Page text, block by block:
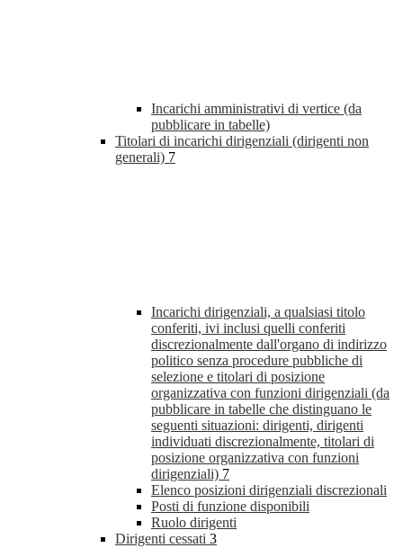
Incarichi amministrativi di vertice (da
pubblicare in tabelle)
Titolari di incarichi dirigenziali (dirigenti non
generali) 7
Incarichi dirigenziali, a qualsiasi titolo
conferiti, ivi inclusi quelli conferiti
discrezionalmente dall'organo di indirizzo
politico senza procedure pubbliche di
selezione e titolari di posizione
organizzativa con funzioni dirigenziali (da
pubblicare in tabelle che distinguano le
seguenti situazioni: dirigenti, dirigenti
individuati discrezionalmente, titolari di
posizione organizzativa con funzioni
dirigenziali) 7
Elenco posizioni dirigenziali discrezionali
Posti di funzione disponibili
Ruolo dirigenti
Dirigenti cessati 3